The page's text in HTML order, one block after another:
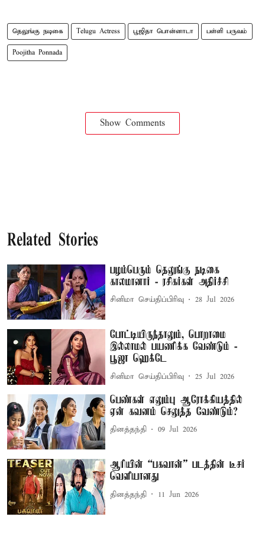
தெலுங்கு நடிகை Telugu Actress பூஜிதா பொன்னாடா பள்ளி பருவம்
Poojitha Ponnada
Show Comments
Related Stories
பழம்பெரும் தெலுங்கு நடிகை
காலமானார் - ரசிகர்கள் அதிர்ச்சி
சினிமா செய்திப்பிரிவு 28 Jul 2026
போட்டியிருந்தாலும், பொறாமை
இல்லாமல் பயணிக்க வேண்டும் -
பூஜா ஹெக்டே
சினிமா செய்திப்பிரிவு 25 Jul 2026
பெண்கள் எலும்பு ஆரோக்கியத்தில்
ஏன் கவனம் செலுத்த வேண்டும்?
தினத்தந்தி 09 Jul 2026
ஆரியின் “பகவான்” படத்தின் டீசர்
வெளியானது
தினத்தந்தி 11 Jun 2026